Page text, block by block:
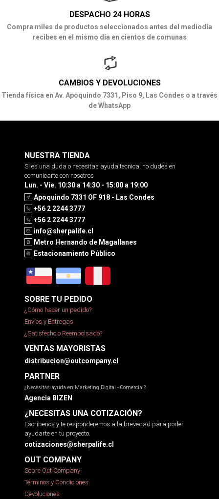
DESPACHO 24 HORAS
Compra miles de productos seleccionados antes del mediodía
recibes en el mismo día en cientos de comunas
CAMBIOS Y DEVOLUCIONES
Tienda física en Av. Apoquindo 7331, Piso 9, Las Condes o a través
de WhatsApp
NUESTRA TIENDA
Si es una duda o necesitas ayuda tecnica, no dudes en
comunicarte con nosotros
Lun. - Vie. 10:30 a 14:30 - 15:00 a 19:00
Apoquindo 7331 OF 918 - Las Condes
+56 2 2244 3777
+56 2 2244 3777
info@sherpalife.cl
Metro Hernando de Magallanes
Estacionamiento Público
SOBRE TU PEDIDO
¿Cómo hacer un pedido?
Envíos y Entregas
¿Satisfecho o Reembolsado?
VENTAS MAYORISTAS
distribucion@outcompany.cl
PARTNER
¿Necesitas ayuda en Marketing Digital - Comercial?
Agencia BIZEN
¿NECESITAS UNA COTIZACIÓN?
Escríbenos y te responderemos a la brevedad para poder
ayudarte en tu proyecto.
cotizaciones@sherpalife.cl
OUT COMPANY
Sobre Out Company
Términos y Condiciones
Devoluciones